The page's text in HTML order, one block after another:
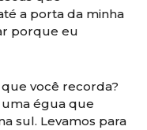
a porta da minha
porque eu
você recorda?
uma égua que
sul. Levamos para